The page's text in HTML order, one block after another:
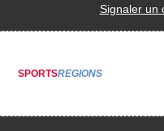
Signaler un
SPORTSREGIONS